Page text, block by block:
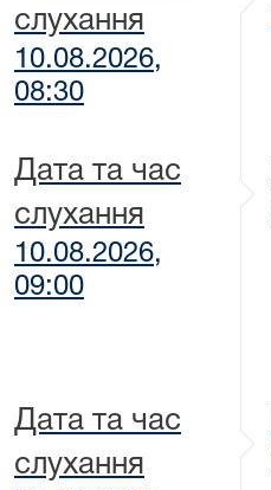
слухання
10.08.2026,
08:30
Дата та час
слухання
10.08.2026,
09:00
Дата та час
слухання